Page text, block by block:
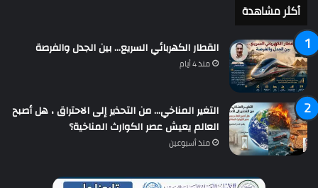
أكثر مشاهدة
القطار الكهربائي السريع… بين الجدل والفرصة
منذ 4 أيام
التغير المناخي… من التحذير إلى الاحتراق ، هل أصبح
العالم يعيش عصر الكوارث المناخية؟
منذ أسبوعين